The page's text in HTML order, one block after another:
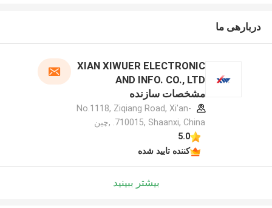
دربارهی ما
XIAN XIWUER ELECTRONIC
AND INFO. CO., LTD
مشخصات سازنده
No.1118, Ziqiang Road, Xi'an-
710015, Shaanxi, China. ,چین
5.0
کننده تایید شده
بیشتر ببینید